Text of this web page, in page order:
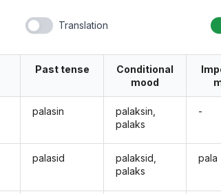
Translation
Past tense
palasin
palasid
Conditional
mood
palaksin,
palaks
palaksid,
palaks
-
pala